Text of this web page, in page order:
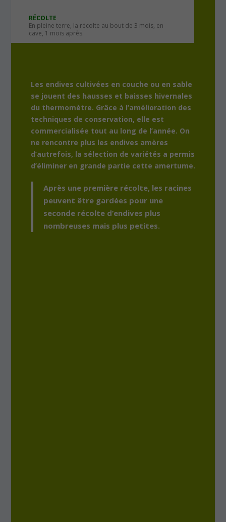
RÉCOLTE
En pleine terre, la récolte au bout de 3 mois, en
cave, 1 mois après.
Les endives cultivées en couche ou en sable
se jouent des hausses et baisses hivernales
du thermomètre. Grâce à l’amélioration des
techniques de conservation, elle est
commercialisée tout au long de l’année. On
ne rencontre plus les endives amères
d’autrefois, la sélection de variétés a permis
d’éliminer en grande partie cette amertume.
Après une première récolte, les racines
peuvent être gardées pour une
seconde récolte d’endives plus
nombreuses mais plus petites.